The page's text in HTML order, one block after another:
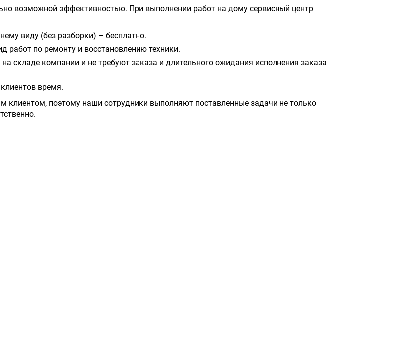
возможной эффективностью. При выполнении работ на дому сервисный центр
виду (без разборки) – бесплатно.
по ремонту и восстановлению техники.
складе компании и не требуют заказа и длительного ожидания исполнения заказа
время.
поэтому наши сотрудники выполняют поставленные задачи не только